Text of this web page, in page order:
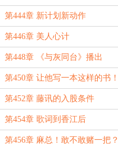
第444章 新计划新动作
第446章 美人心计
第448章 《与灰同台》播出
第450章 让他写一本这样的书！
第452章 藤讯的入股条件
第454章 歌词到香江后
第456章 麻总！敢不敢赌一把？